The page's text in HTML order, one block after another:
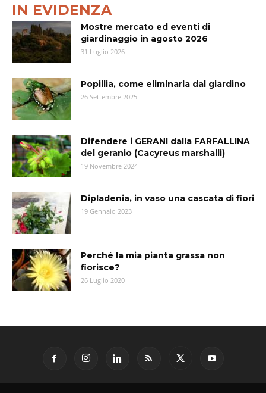
IN EVIDENZA
Mostre mercato ed eventi di
giardinaggio in agosto 2026
31 Luglio 2026
Popillia, come eliminarla dal giardino
26 Settembre 2025
Difendere i GERANI dalla FARFALLINA
del geranio (Cacyreus marshalli)
19 Novembre 2024
Dipladenia, in vaso una cascata di fiori
19 Gennaio 2023
Perché la mia pianta grassa non
fiorisce?
26 Luglio 2020